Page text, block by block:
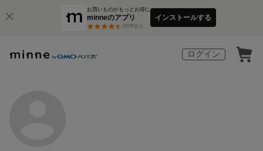
お買いものがもっとお得に
minneのアプリ
3万件以上
インストールする
ログイン